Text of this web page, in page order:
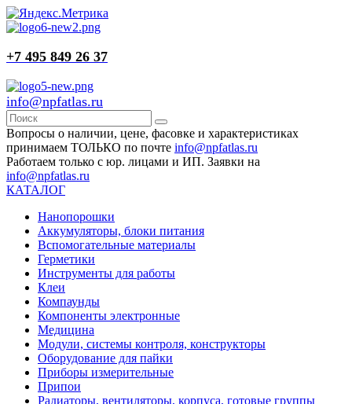
+7 495 849 26 37
info@npfatlas.ru
Вопросы о наличии, цене, фасовке и характеристиках
принимаем ТОЛЬКО по почте info@npfatlas.ru
Работаем только с юр. лицами и ИП. Заявки на
info@npfatlas.ru
КАТАЛОГ
Нанопорошки
Аккумуляторы, блоки питания
Вспомогательные материалы
Герметики
Инструменты для работы
Клеи
Компаунды
Компоненты электронные
Медицина
Модули, системы контроля, конструкторы
Оборудование для пайки
Приборы измерительные
Припои
Радиаторы, вентиляторы, корпуса, готовые группы